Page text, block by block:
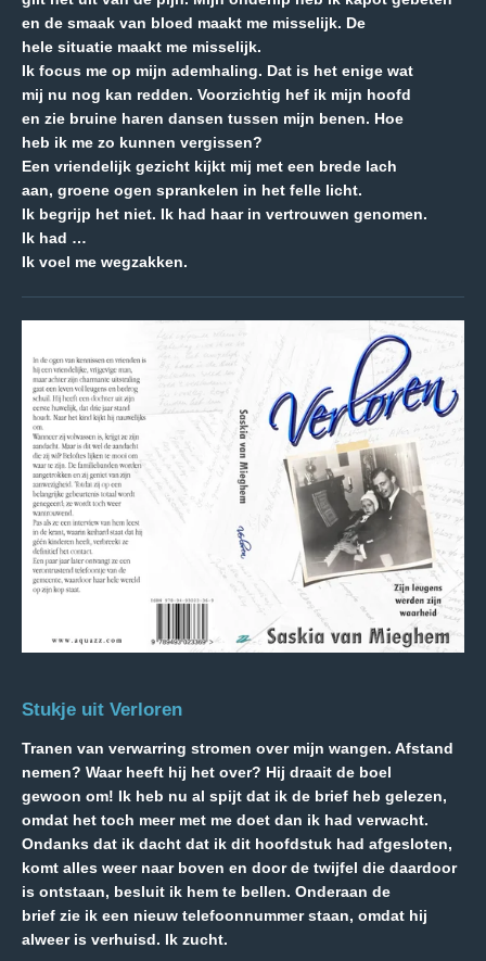
en de smaak van bloed maakt me misselijk. De
hele situatie maakt me misselijk.
Ik focus me op mijn ademhaling. Dat is het enige wat
mij nu nog kan redden. Voorzichtig hef ik mijn hoofd
en zie bruine haren dansen tussen mijn benen. Hoe
heb ik me zo kunnen vergissen?
Een vriendelijk gezicht kijkt mij met een brede lach
aan, groene ogen sprankelen in het felle licht.
Ik begrijp het niet. Ik had haar in vertrouwen genomen.
Ik had …
Ik voel me wegzakken.
Stukje uit Verloren
Tranen van verwarring stromen over mijn wangen. Afstand
nemen? Waar heeft hij het over? Hij draait de boel
gewoon om! Ik heb nu al spijt dat ik de brief heb gelezen,
omdat het toch meer met me doet dan ik had verwacht.
Ondanks dat ik dacht dat ik dit hoofdstuk had afgesloten,
komt alles weer naar boven en door de twijfel die daardoor
is ontstaan, besluit ik hem te bellen. Onderaan de
brief zie ik een nieuw telefoonnummer staan, omdat hij
alweer is verhuisd. Ik zucht.